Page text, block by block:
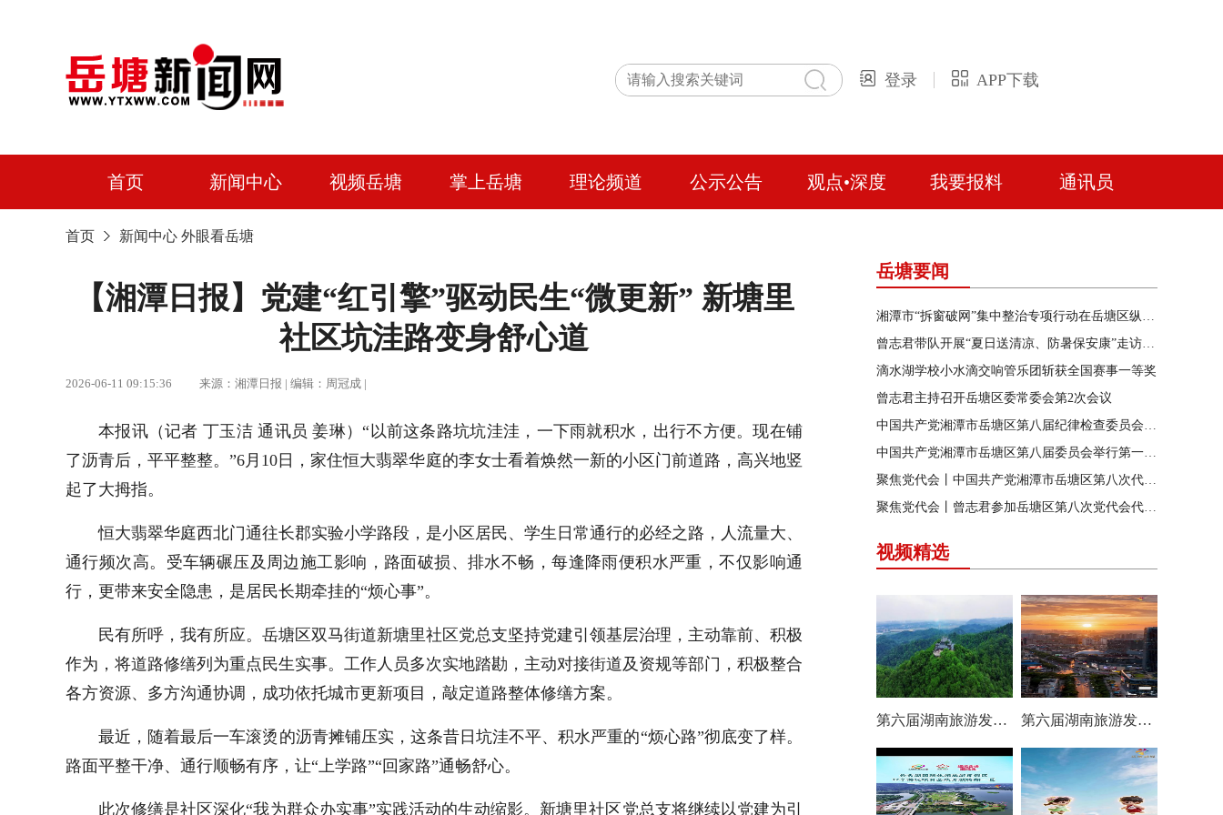
登录 APP下载
首页 新闻中心 视频岳塘 掌上岳塘 理论频道 公示公告 观点•深度 我要报料 通讯员
首页 新闻中心 外眼看岳塘
【湘潭日报】党建“红引擎”驱动民生“微更新” 新塘里
社区坑洼路变身舒心道
2026-06-11 09:15:36 来源：湘潭日报 | 编辑：周冠成 |
本报讯（记者 丁玉洁 通讯员 姜琳）“以前这条路坑坑洼洼，一下雨就积水，出行不方便。现在铺
了沥青后，平平整整。”6月10日，家住恒大翡翠华庭的李女士看着焕然一新的小区门前道路，高兴地竖
起了大拇指。
恒大翡翠华庭西北门通往长郡实验小学路段，是小区居民、学生日常通行的必经之路，人流量大、
通行频次高。受车辆碾压及周边施工影响，路面破损、排水不畅，每逢降雨便积水严重，不仅影响通
行，更带来安全隐患，是居民长期牵挂的“烦心事”。
民有所呼，我有所应。岳塘区双马街道新塘里社区党总支坚持党建引领基层治理，主动靠前、积极
作为，将道路修缮列为重点民生实事。工作人员多次实地踏勘，主动对接街道及资规等部门，积极整合
各方资源、多方沟通协调，成功依托城市更新项目，敲定道路整体修缮方案。
最近，随着最后一车滚烫的沥青摊铺压实，这条昔日坑洼不平、积水严重的“烦心路”彻底变了样。
路面平整干净、通行顺畅有序，让“上学路”“回家路”通畅舒心。
此次修缮是社区深化“我为群众办实事”实践活动的生动缩影。新塘里社区党总支将继续以党建为引
岳塘要闻
湘潭市“拆窗破网”集中整治专项行动在岳塘区纵深推进
曾志君带队开展“夏日送清凉、防暑保安康”走访慰问
滴水湖学校小水滴交响管乐团斩获全国赛事一等奖
曾志君主持召开岳塘区委常委会第2次会议
中国共产党湘潭市岳塘区第八届纪律检查委员会召开第一次全体会议
中国共产党湘潭市岳塘区第八届委员会举行第一次全体（扩大）会议
聚焦党代会丨中国共产党湘潭市岳塘区第八次代表大会胜利闭幕
聚焦党代会丨曾志君参加岳塘区第八次党代会代表团分团讨论
视频精选
第六届湖南旅游发展大会丨岳塘区：一村一景 一步一趣 第六届湖南旅游发展大会丨阿莲潭宝带你云游岳塘（二）